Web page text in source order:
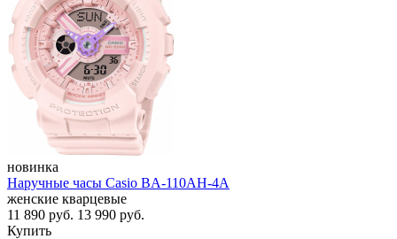
новинка
Наручные часы Casio BA-110AH-4A
женские кварцевые
11 890 руб. 13 990 руб.
Купить